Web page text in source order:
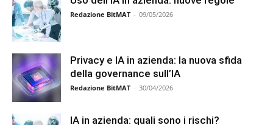
Redazione BitMAT - 09/05/2026
Privacy e IA in azienda: la nuova sfida
della governance sull’IA
Redazione BitMAT - 30/04/2026
IA in azienda: quali sono i rischi?